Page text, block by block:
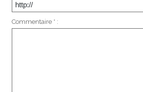
Commentaire * :